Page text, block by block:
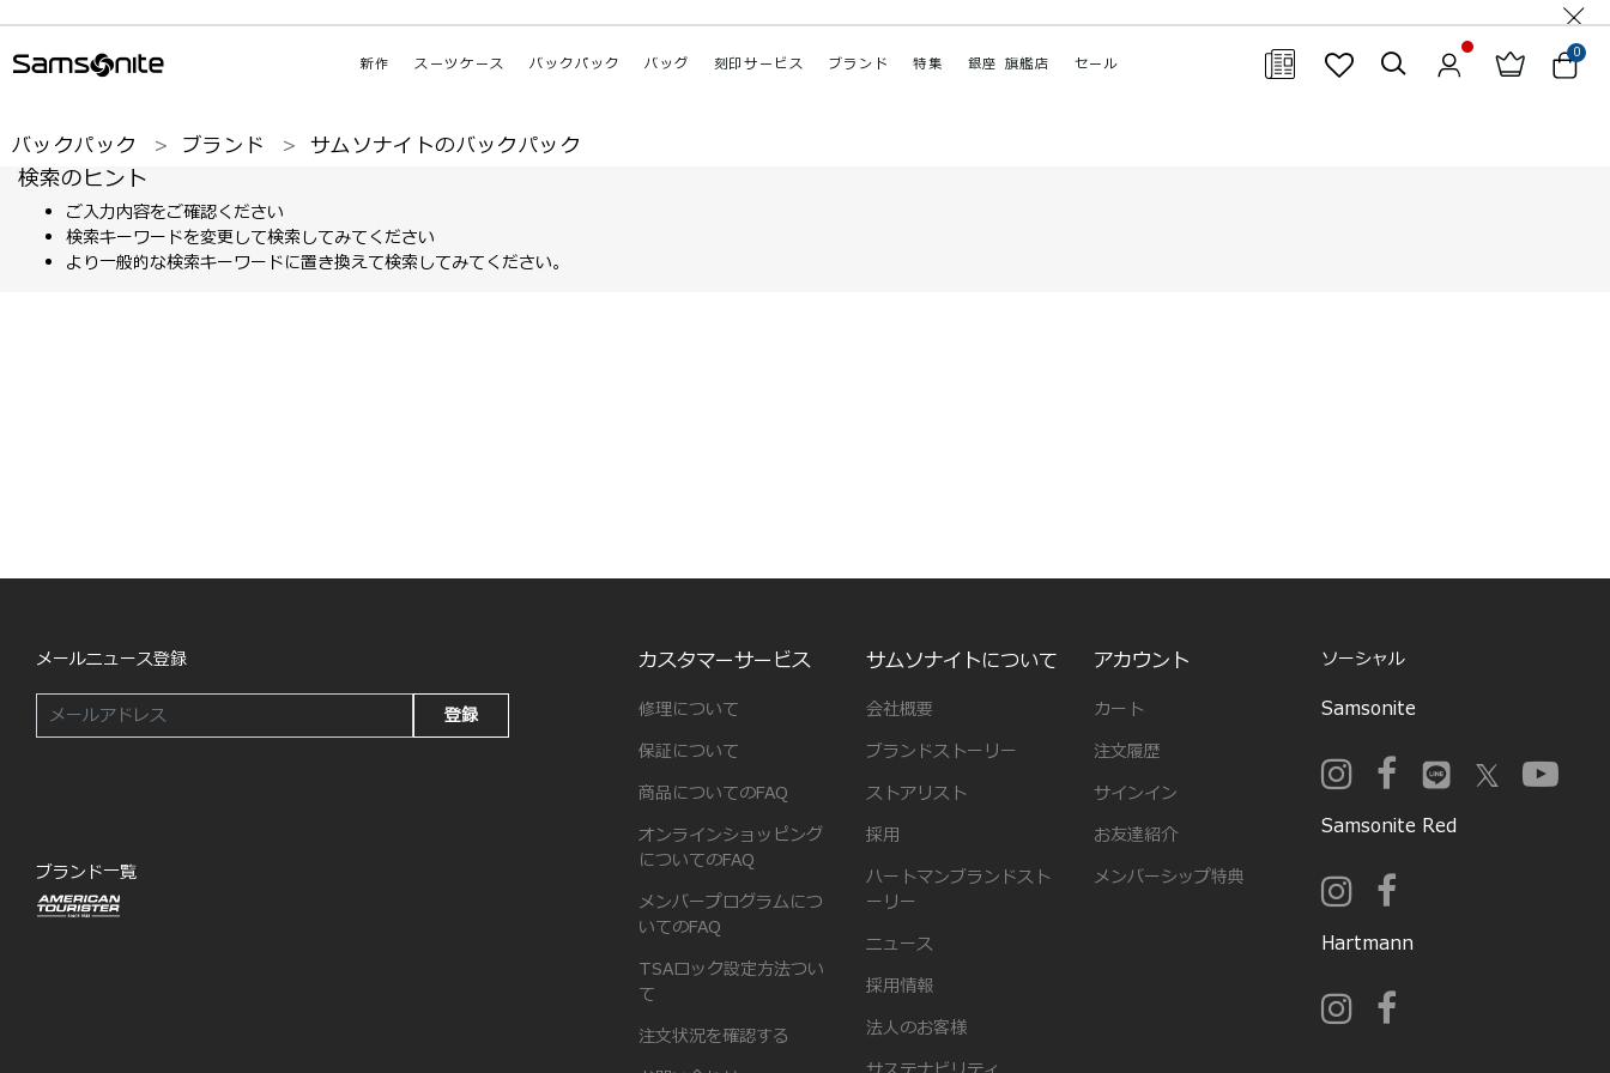
新作 スーツケース バックパック バッグ 刻印サービス ブランド 特集 銀座 旗艦店 セール
0
バックパック ブランド サムソナイトのバックパック
検索のヒント
ご入力内容をご確認ください
検索キーワードを変更して検索してみてください
より一般的な検索キーワードに置き換えて検索してみてください。
メールニュース登録
登録
ブランド一覧
カスタマーサービス
修理について
保証について
商品についてのFAQ
オンラインショッピング
についてのFAQ
メンバープログラムにつ
いてのFAQ
TSAロック設定方法つい
て
注文状況を確認する
サムソナイトについて
会社概要
ブランドストーリー
ストアリスト
採用
ハートマンブランドスト
ーリー
ニュース
採用情報
法人のお客様
アカウント
カート
注文履歴
サインイン
お友達紹介
メンバーシップ特典
ソーシャル
Samsonite
Samsonite Red
Hartmann